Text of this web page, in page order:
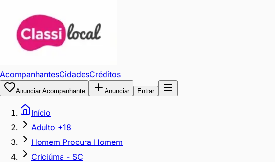
AcompanhantesCidadesCréditos
Anunciar Acompanhante Anunciar Entrar
Início
Adulto +18
Homem Procura Homem
Criciúma - SC